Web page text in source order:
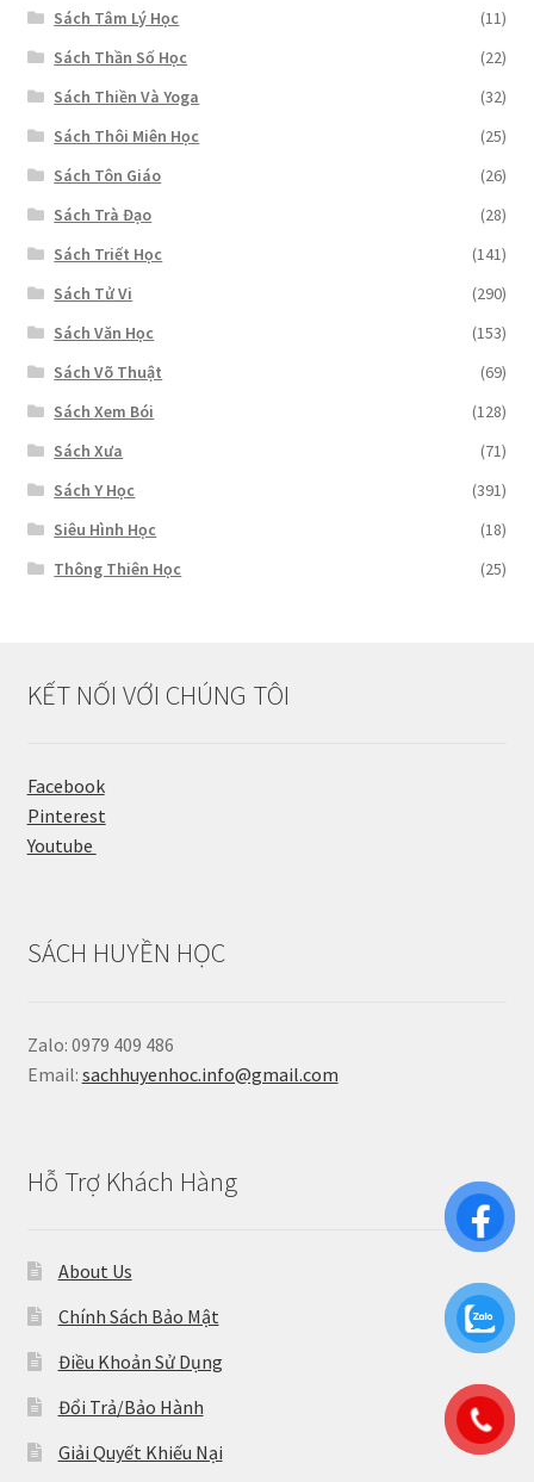
Sách Tâm Lý Học
(11)
Sách Thần Số Học
(22)
Sách Thiền Và Yoga
(32)
Sách Thôi Miên Học
(25)
Sách Tôn Giáo
(26)
Sách Trà Đạo
(28)
Sách Triết Học
(141)
Sách Tử Vi
(290)
Sách Văn Học
(153)
Sách Võ Thuật
(69)
Sách Xem Bói
(128)
Sách Xưa
(71)
Sách Y Học
(391)
Siêu Hình Học
(18)
Thông Thiên Học
(25)
KẾT NỐI VỚI CHÚNG TÔI
Facebook
Pinterest
Youtube
SÁCH HUYỀN HỌC
Zalo: 0979 409 486
Email: sachhuyenhoc.info@gmail.com
Hỗ Trợ Khách Hàng
About Us
Chính Sách Bảo Mật
Điều Khoản Sử Dụng
Đổi Trả/Bảo Hành
Giải Quyết Khiếu Nại